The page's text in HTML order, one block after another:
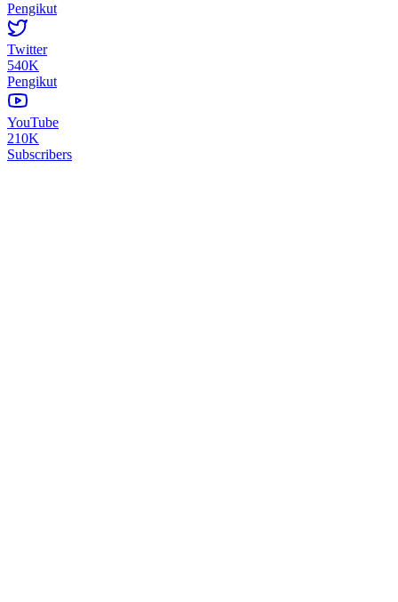
Pengikut
Twitter
540K
Pengikut
YouTube
210K
Subscribers